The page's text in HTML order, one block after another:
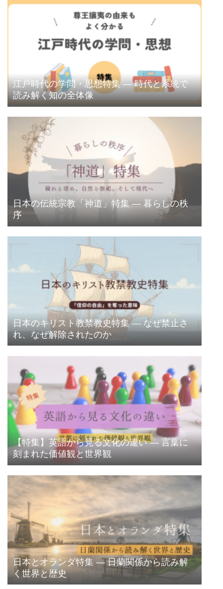
江戸時代の学問・思想特集 ― 時代と系統で
読み解く知の全体像
日本の伝統宗教「神道」特集 ― 暮らしの秩
序
日本のキリスト教禁教史特集 ― なぜ禁止さ
れ、なぜ解除されたのか
【特集】英語から見る文化の違い ― 言葉に
刻まれた価値観と世界観
日本とオランダ特集 ― 日蘭関係から読み解
く世界と歴史